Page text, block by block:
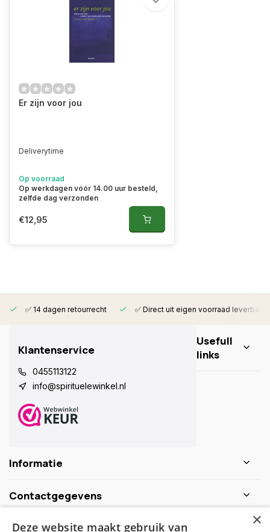
Er zijn voor jou
Deliverytime
Op voorraad
Op werkdagen vóór 14.00 uur besteld,
zelfde dag verzonden
€12,95
✅ 14 dagen retourrecht ✅ Direct uit eigen voorraad leverbaar
Klantenservice
0455113122
info@spirituelewinkel.nl
Usefull
links
Informatie
Contactgegevens
×
Deze website maakt gebruik van